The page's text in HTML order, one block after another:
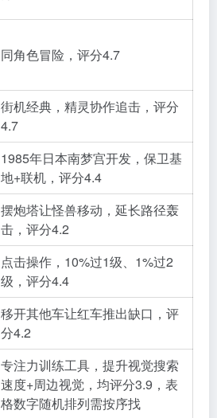
同角色冒险，评分4.7
街机经典，精灵协作追击，评分
4.7
1985年日本南梦宫开发，保卫基
地+联机，评分4.4
摆炮塔让怪兽移动，延长路径轰
击，评分4.2
点击操作，10%过1级、1%过2
级，评分4.4
移开其他车让红车推出缺口，评
分4.2
专注力训练工具，提升视觉搜索
速度+周边视觉，均评分3.9，表
格数字随机排列需按序找